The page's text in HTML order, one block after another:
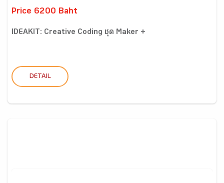
Price 6200 Baht
IDEAKIT: Creative Coding ชุด Maker +
DETAIL